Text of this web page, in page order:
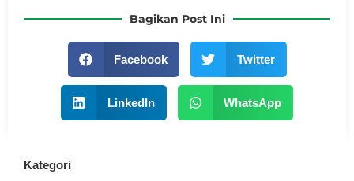
Bagikan Post Ini
Facebook Twitter
LinkedIn WhatsApp
Kategori